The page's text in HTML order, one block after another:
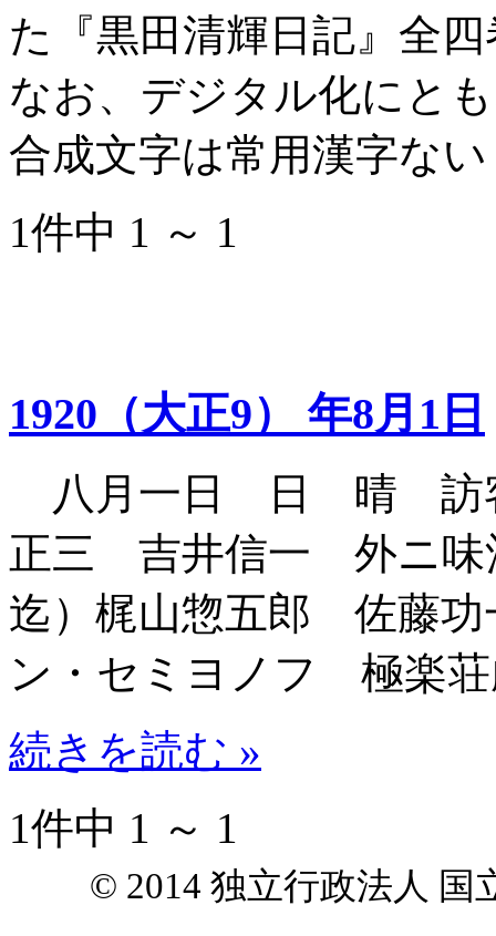
た『黒田清輝日記』全
なお、デジタル化にと
合成文字は常用漢字な
1件中 1 ～ 1
1920（大正9） 年8月1日
八月一日 日 晴 訪
正三 吉井信一 外ニ味
迄）梶山惣五郎 佐藤
ン・セミヨノフ 極楽
続きを読む »
1件中 1 ～ 1
© 2014 独立行政法人 国